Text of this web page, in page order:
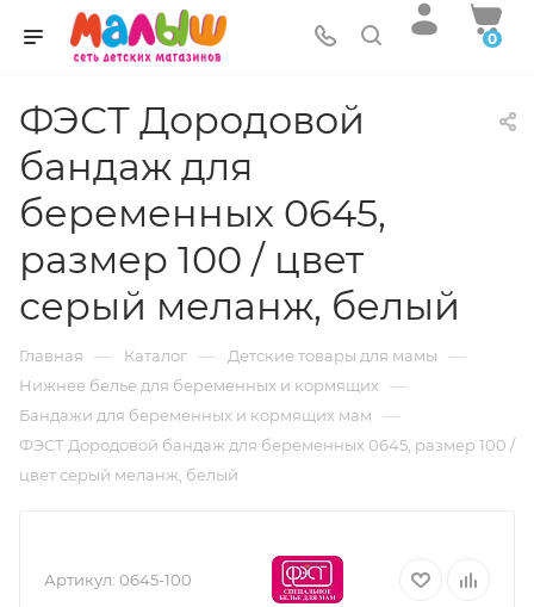
0
ФЭСТ Дородовой
бандаж для
беременных 0645,
размер 100 / цвет
серый меланж, белый
Главная — Каталог — Детские товары для мамы —
Нижнее белье для беременных и кормящих —
Бандажи для беременных и кормящих мам —
ФЭСТ Дородовой бандаж для беременных 0645, размер 100 /
цвет серый меланж, белый
Артикул: 0645-100